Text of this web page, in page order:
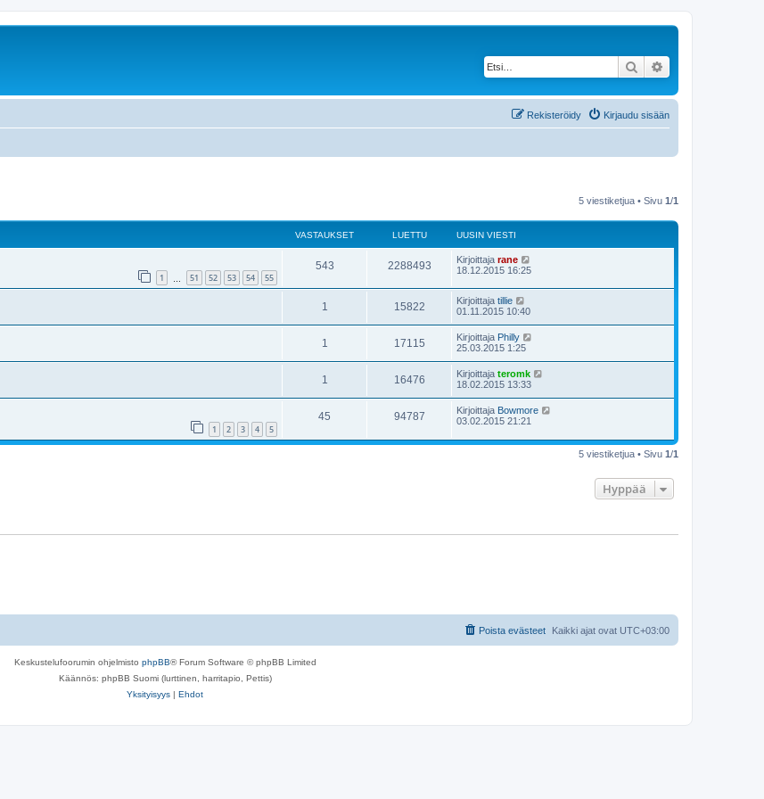
Etsi
Kirjaudu sisään
Rekisteröidy
5 viestiketjua • Sivu 1/1
VASTAUKSET LUETTU UUSIN VIESTI
1 51 52 53 54 55
543 2288493 Kirjoittaja rane
18.12.2015 16:25
1 15822 Kirjoittaja tillie
01.11.2015 10:40
1 17115 Kirjoittaja Philly
25.03.2015 1:25
1 16476 Kirjoittaja teromk
18.02.2015 13:33
1 2 3 4 5
45 94787 Kirjoittaja Bowmore
03.02.2015 21:21
5 viestiketjua • Sivu 1/1
Hyppää
Kaikki ajat ovat UTC+03:00
Poista evästeet
Keskustelufoorumin ohjelmisto phpBB® Forum Software © phpBB Limited
Käännös: phpBB Suomi (lurttinen, harritapio, Pettis)
Yksityisyys | Ehdot